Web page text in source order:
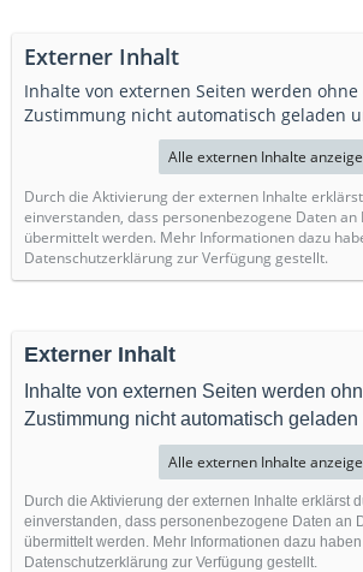
Externer Inhalt
Inhalte von externen Seiten werden
Zustimmung nicht automatisch geladen
Alle externen Inhalte
Durch die Aktivierung der externen Inhalte
einverstanden, dass personenbezogene Daten
übermittelt werden. Mehr Informationen dazu
Datenschutzerklärung zur Verfügung gestellt.
Externer Inhalt
Inhalte von externen Seiten werden
Zustimmung nicht automatisch
Alle externen Inhalte
Durch die Aktivierung der externen Inhalte erklärst
einverstanden, dass personenbezogene Daten an
übermittelt werden. Mehr Informationen dazu
Datenschutzerklärung zur Verfügung gestellt.